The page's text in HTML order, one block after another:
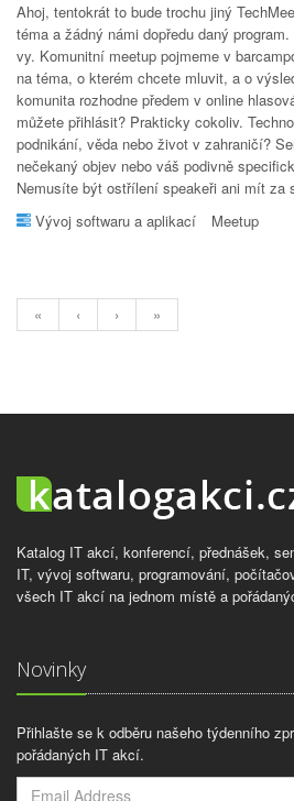
Ahoj, tentokrát to bude trochu jiný
téma a žádný námi dopředu daný
vy. Komunitní meetup pojmeme v
na téma, o kterém chcete mluvit, a o
komunita rozhodne předem v online
můžete přihlásit? Prakticky cokoliv.
podnikání, věda nebo život v zahraničí?
nečekaný objev nebo váš podivně
Nemusíte být ostřílení speakeři ani mít za
Vývoj softwaru a aplikací
Meetup
« ‹ › »
Katalog IT akcí, konferencí, přednášek,
IT, vývoj softwaru, programování,
všech IT akcí na jednom místě a
Novinky
Přihlašte se k odběru našeho týdenního
pořádaných IT akcí.